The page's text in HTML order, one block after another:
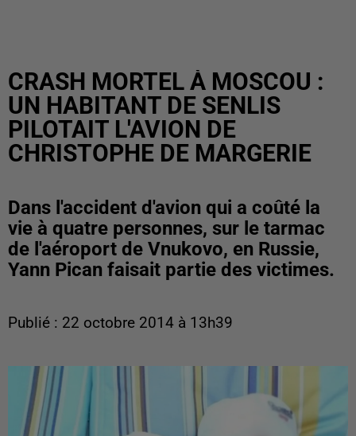
CRASH MORTEL À MOSCOU :
UN HABITANT DE SENLIS
PILOTAIT L'AVION DE
CHRISTOPHE DE MARGERIE
Dans l'accident d'avion qui a coûté la
vie à quatre personnes, sur le tarmac
de l'aéroport de Vnukovo, en Russie,
Yann Pican faisait partie des victimes.
Publié : 22 octobre 2014 à 13h39